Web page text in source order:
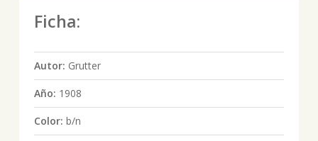
Ficha:
Autor: Grutter
Año: 1908
Color: b/n